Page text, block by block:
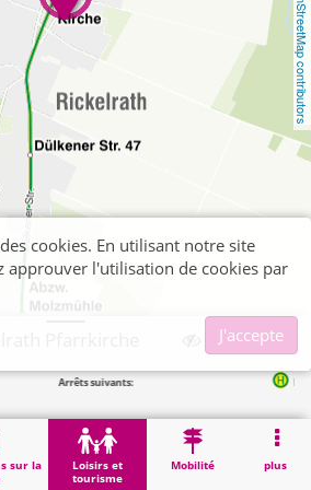
OpenStreetMap contributors
sur la
Loisirs et
tourisme
Mobilité plus
Pfarrkirche
Arrêts suivants: Rickelrath
Wegberg, Rickelrath Pfarrkirche
cookies. En utilisant notre site
approuver l'utilisation de cookies par
J'accepte